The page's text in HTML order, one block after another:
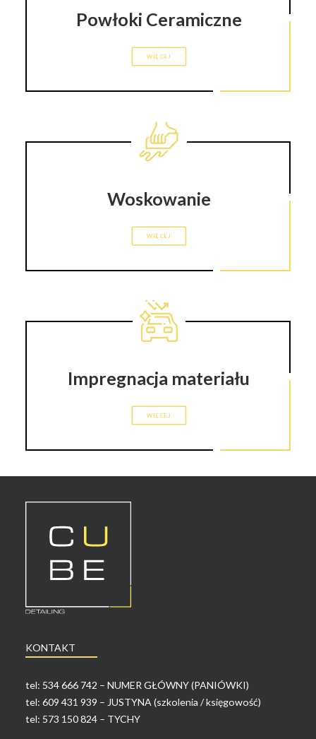
WIĘCEJ
Powłoki Ceramiczne
WIĘCEJ
Woskowanie
WIĘCEJ
Impregnacja materiału
KONTAKT
tel: 534 666 742 – NUMER GŁÓWNY (PANIÓWKI)
tel: 609 431 939 – JUSTYNA (szkolenia / księgowość)
tel: 573 150 824 – TYCHY